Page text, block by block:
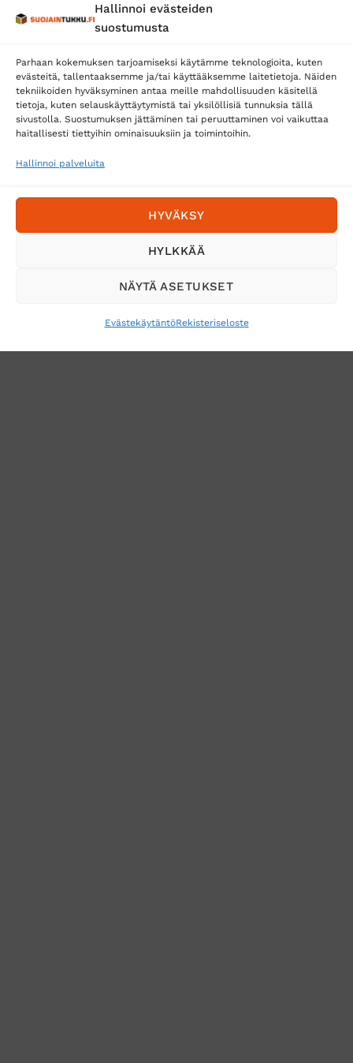
Hallinnoi evästeiden
suostumusta
Parhaan kokemuksen tarjoamiseksi käytämme teknologioita, kuten
evästeitä, tallentaaksemme ja/tai käyttääksemme laitetietoja. Näiden
tekniikoiden hyväksyminen antaa meille mahdollisuuden käsitellä
tietoja, kuten selauskäyttäytymistä tai yksilöllisiä tunnuksia tällä
sivustolla. Suostumuksen jättäminen tai peruuttaminen voi vaikuttaa
haitallisesti tiettyihin ominaisuuksiin ja toimintoihin.
Hallinnoi palveluita
HYVÄKSY
HYLKKÄÄ
NÄYTÄ ASETUKSET
EvästekäytäntöRekisteriseloste
Posti
Postnord
Tilaa uutiskirje ja saat erikoisalennuksia